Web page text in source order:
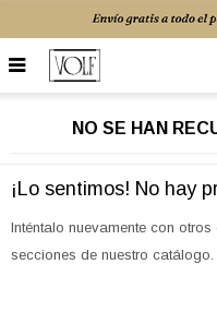

NO SE HAN
¡Lo sentimos! No hay
Inténtalo nuevamente con
secciones de nuestro catálogo.